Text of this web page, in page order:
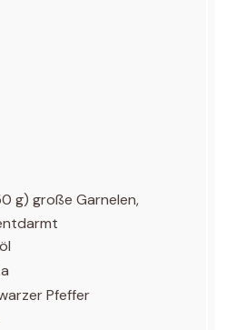
g) große Garnelen,
Pfeffer